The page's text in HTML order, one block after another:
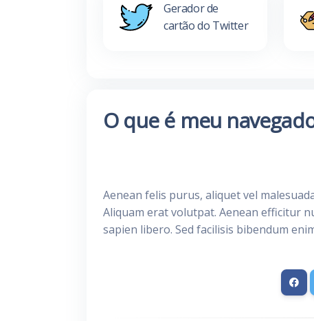
Gerador de
cartão do Twitter
O que é meu
Aenean felis purus, aliquet vel
Aliquam erat volutpat. Aenean efficitur
sapien libero. Sed facilisis bibendum